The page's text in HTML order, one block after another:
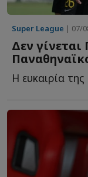
Super League | 07/
Δεν